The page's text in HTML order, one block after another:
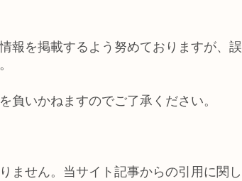
報を掲載するよう努めておりますが、誤
負いかねますのでご了承ください。
ません。当サイト記事からの引用に関し